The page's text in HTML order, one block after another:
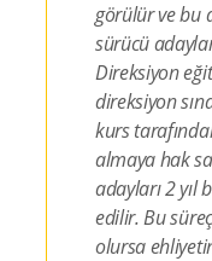
görülür ve bu
sürücü
Direksiyon
direksiyon
kurs
almaya hak
adayları 2 yıl
edilir. Bu
olursa